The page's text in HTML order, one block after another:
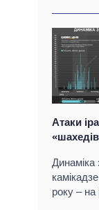
Атаки
Динаміка
року – на